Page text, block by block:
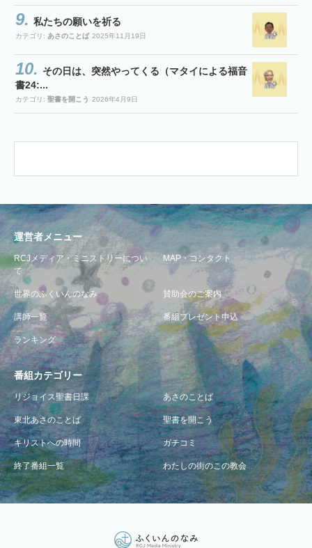
私たちの願いを祈る
カテゴリ: あさのことば 2025年11月19日
その日は、突然やってくる（マタイによる福音
書24:...
カテゴリ: 聖書を開こう 2026年4月9日
運営者メニュー
RCJメディア・ミニストリーについ
て
MAP・コンタクト
世界のふくいんのなみ 賛助会のご案内
講師一覧 番組プレゼント申込
ランキング
番組カテゴリー
リジョイス聖書日課 あさのことば
東北あさのことば 聖書を開こう
キリストへの時間 ガチコミ
終了番組一覧 わたしの街のこの教会